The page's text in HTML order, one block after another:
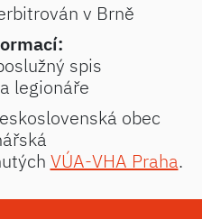
v Brně
spis
legionáře
obec
VÚA-VHA Praha.